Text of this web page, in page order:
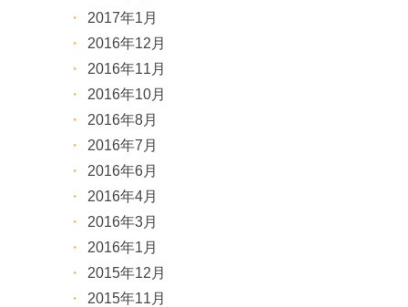
2017年1月
2016年12月
2016年11月
2016年10月
2016年8月
2016年7月
2016年6月
2016年4月
2016年3月
2016年1月
2015年12月
2015年11月